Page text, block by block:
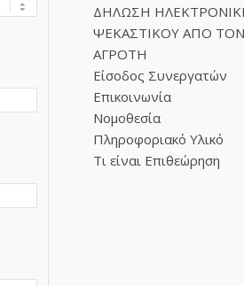
ΔΗΛΩΣΗ
ΨΕΚΑΣΤΙΚΟΥ ΑΠΟ
ΑΓΡΟΤΗ
Είσοδος Συνεργατών
Επικοινωνία
Νομοθεσία
Πληροφοριακό Υλικό
Τι είναι Επιθεώρηση